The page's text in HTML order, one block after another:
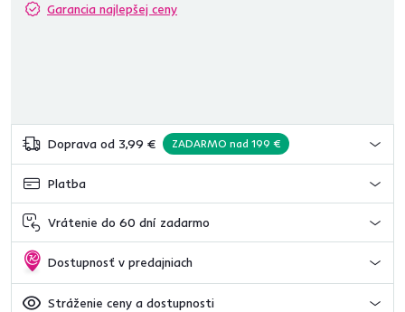
Garancia najlepšej ceny
Doprava od 3,99 € ZADARMO nad 199 €
Platba
Vrátenie do 60 dní zadarmo
Dostupnosť v predajniach
Stráženie ceny a dostupnosti